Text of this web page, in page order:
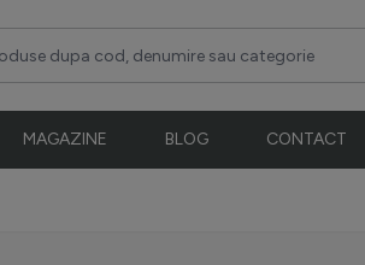
MAGAZINE BLOG CONTACT